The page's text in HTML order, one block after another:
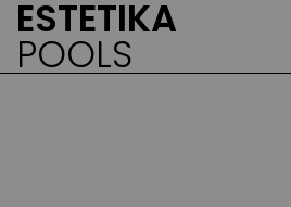
ESTETIKA
POOLS